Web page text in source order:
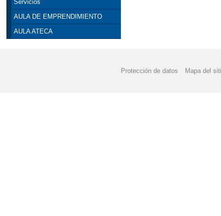
Servicios
AULA DE EMPRENDIMIENTO
AULA ATECA
Protección de datos Mapa del